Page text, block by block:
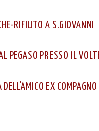
RIFIUTO A S.GIOVANNI
PEGASO PRESSO IL
EX